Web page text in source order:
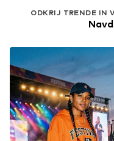
ODKRIJ TRENDE IN